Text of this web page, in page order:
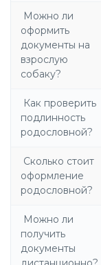
Можно ли
оформить
документы на
взрослую
собаку?
Как проверить
подлинность
родословной?
Сколько стоит
оформление
родословной?
Можно ли
получить
документы